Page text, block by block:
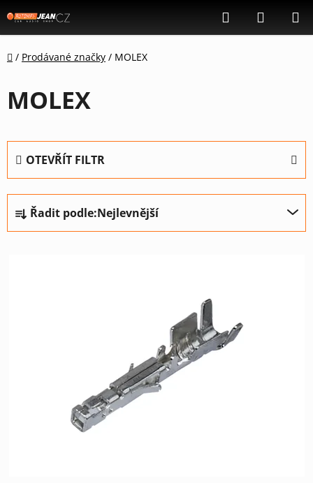
na
obsah
Hledat
KOŠÍK
Domů
/ Prodávané značky / MOLEX
MOLEX
OTEVŘÍT FILTR
Ř
a
z
Řadit podle:Nejlevnější